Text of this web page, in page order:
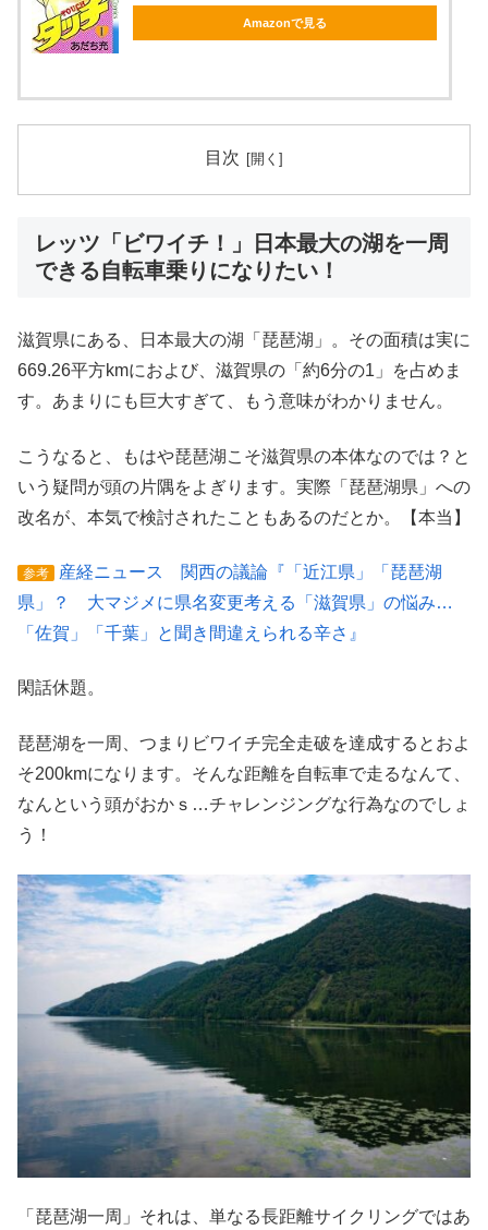
Amazonで見る
目次
レッツ「ビワイチ！」日本最大の湖を一周
できる自転車乗りになりたい！
滋賀県にある、日本最大の湖「琵琶湖」。その面積は実に
669.26平方kmにおよび、滋賀県の「約6分の1」を占めま
す。あまりにも巨大すぎて、もう意味がわかりません。
こうなると、もはや琵琶湖こそ滋賀県の本体なのでは？と
いう疑問が頭の片隅をよぎります。実際「琵琶湖県」への
改名が、本気で検討されたこともあるのだとか。【本当】
参考
産経ニュース 関西の議論『「近江県」「琵琶湖
県」？ 大マジメに県名変更考える「滋賀県」の悩み…
「佐賀」「千葉」と聞き間違えられる辛さ』
閑話休題。
琵琶湖を一周、つまりビワイチ完全走破を達成するとおよ
そ200kmになります。そんな距離を自転車で走るなんて、
なんという頭がおかｓ…チャレンジングな行為なのでしょ
う！
「琵琶湖一周」それは、単なる長距離サイクリングではあ